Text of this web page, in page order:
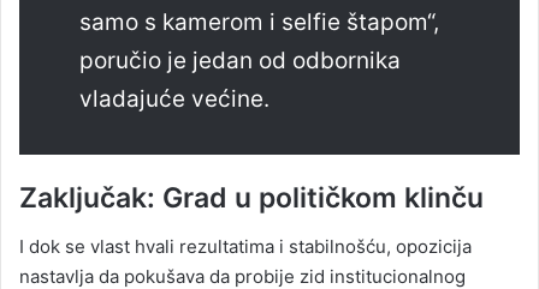
samo s kamerom i selfie štapom“,
poručio je jedan od odbornika
vladajuće većine.
Zaključak: Grad u političkom klinču
I dok se vlast hvali rezultatima i stabilnošću, opozicija
nastavlja da pokušava da probije zid institucionalnog